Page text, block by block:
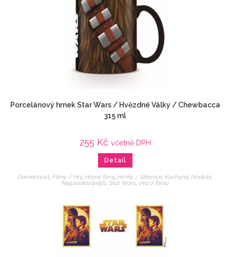
Porcelánový hrnek Star Wars / Hvězdné Války / Chewbacca
315 ml
255 Kč včetně DPH
Detail
Domácnost Filmy / Hry, Hrané filmy, Hrnky / Sklenice Kuchyně Nádobí,
Nejprodávanější, Star Wars Veci z filmu